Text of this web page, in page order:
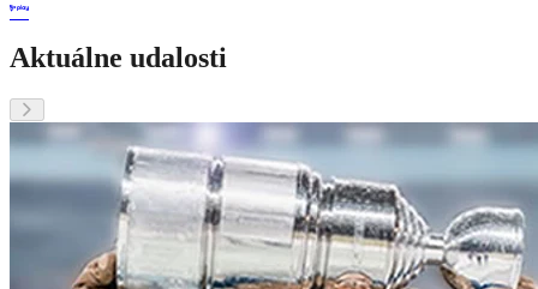
Aktuálne udalosti